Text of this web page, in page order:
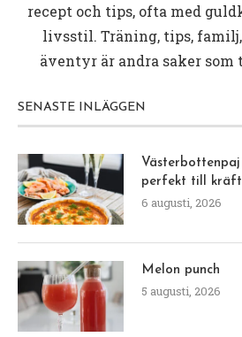
recept och tips, ofta med
livsstil. Träning, tips, familj,
äventyr är andra saker som
SENASTE INLÄGGEN
perfekt till
6 augusti, 2026
Melon punch
5 augusti, 2026